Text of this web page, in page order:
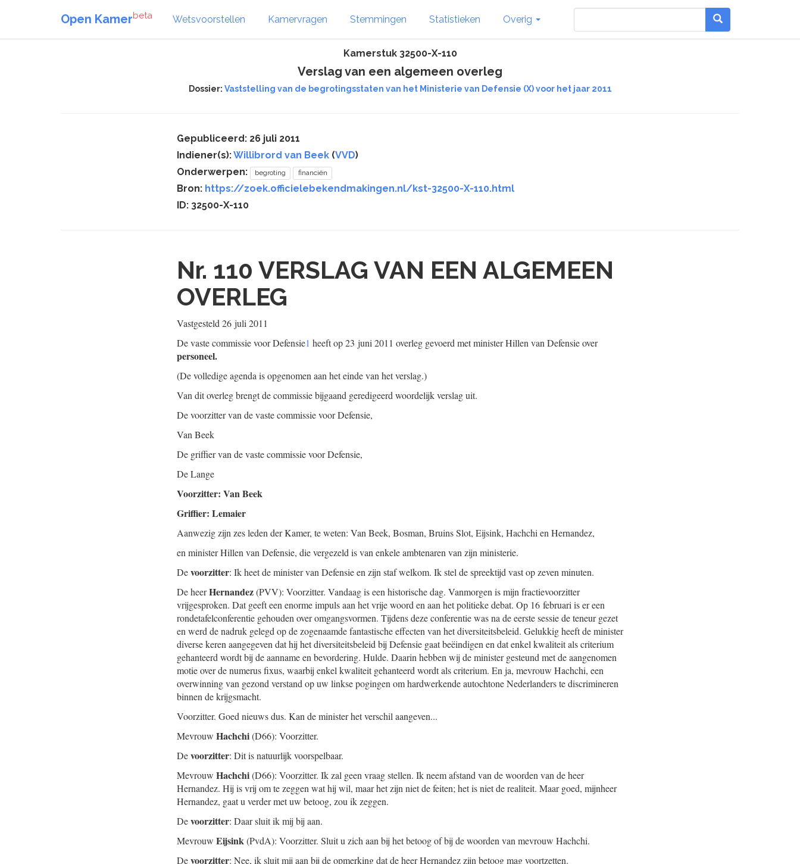
Open Kamerbeta Wetsvoorstellen Kamervragen Stemmingen Statistieken Overig
Kamerstuk 32500-X-110
Verslag van een algemeen overleg
Dossier: Vaststelling van de begrotingsstaten van het Ministerie van Defensie (X) voor het jaar 2011
Gepubliceerd: 26 juli 2011
Indiener(s):Willibrord van Beek (VVD)
Onderwerpen:
begroting financiën
Bron: https://zoek.officielebekendmakingen.nl/kst-32500-X-110.html
ID: 32500-X-110
Nr. 110 VERSLAG VAN EEN ALGEMEEN
OVERLEG
Vastgesteld 26 juli 2011
De vaste commissie voor Defensie1 heeft op 23 juni 2011 overleg gevoerd met minister Hillen van Defensie over
personeel.
(De volledige agenda is opgenomen aan het einde van het verslag.)
Van dit overleg brengt de commissie bijgaand geredigeerd woordelijk verslag uit.
De voorzitter van de vaste commissie voor Defensie,
Van Beek
De griffier van de vaste commissie voor Defensie,
De Lange
Voorzitter: Van Beek
Griffier: Lemaier
Aanwezig zijn zes leden der Kamer, te weten: Van Beek, Bosman, Bruins Slot, Eijsink, Hachchi en Hernandez,
en minister Hillen van Defensie, die vergezeld is van enkele ambtenaren van zijn ministerie.
Devoorzitter: Ik heet de minister van Defensie en zijn staf welkom. Ik stel de spreektijd vast op zeven minuten.
De heerHernandez(PVV): Voorzitter. Vandaag is een historische dag. Vanmorgen is mijn fractievoorzitter
vrijgesproken. Dat geeft een enorme impuls aan het vrije woord en aan het politieke debat. Op 16 februari is er een
rondetafelconferentie gehouden over omgangsvormen. Tijdens deze conferentie was na de eerste sessie de teneur gezet
en werd de nadruk gelegd op de zogenaamde fantastische effecten van het diversiteitsbeleid. Gelukkig heeft de minister
diverse keren aangegeven dat hij het diversiteitsbeleid bij Defensie gaat beëindigen en dat enkel kwaliteit als criterium
gehanteerd wordt bij de aanname en bevordering. Hulde. Daarin hebben wij de minister gesteund met de aangenomen
motie over de numerus fixus, waarbij enkel kwaliteit gehanteerd wordt als criterium. En ja, mevrouw Hachchi, een
overwinning van gezond verstand op uw linkse pogingen om hardwerkende autochtone Nederlanders te discrimineren
binnen de krijgsmacht.
Voorzitter. Goed nieuws dus. Kan de minister het verschil aangeven...
Mevrouw Hachchi(D66): Voorzitter.
Devoorzitter: Dit is natuurlijk voorspelbaar.
Mevrouw Hachchi(D66): Voorzitter. Ik zal geen vraag stellen. Ik neem afstand van de woorden van de heer
Hernandez. Hij is vrij om te zeggen wat hij wil, maar het zijn niet de feiten; het is niet de realiteit. Maar goed, mijnheer
Hernandez, gaat u verder met uw betoog, zou ik zeggen.
Devoorzitter: Daar sluit ik mij bij aan.
Mevrouw Eijsink(PvdA): Voorzitter. Sluit u zich aan bij het betoog of bij de woorden van mevrouw Hachchi.
Devoorzitter: Nee, ik sluit mij aan bij de opmerking dat de heer Hernandez zijn betoog mag voortzetten.